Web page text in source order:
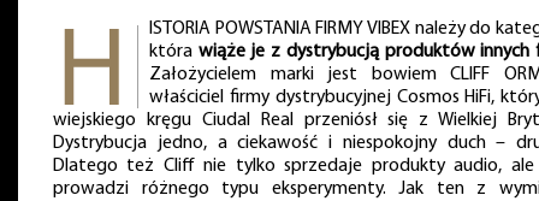
ISTORIA POWSTANIA FIRMY VIBEX należy do
która wiąże je z dystrybucją produktów innych
Założycielem marki jest bowiem CLIFF
właściciel firmy dystrybucyjnej Cosmos HiFi,
wiejskiego kręgu Ciudal Real przeniósł się z Wielkiej
Dystrybucja jedno, a ciekawość i niespokojny duch –
Dlatego też Cliff nie tylko sprzedaje produkty audio,
prowadzi różnego typu eksperymenty. Jak ten z